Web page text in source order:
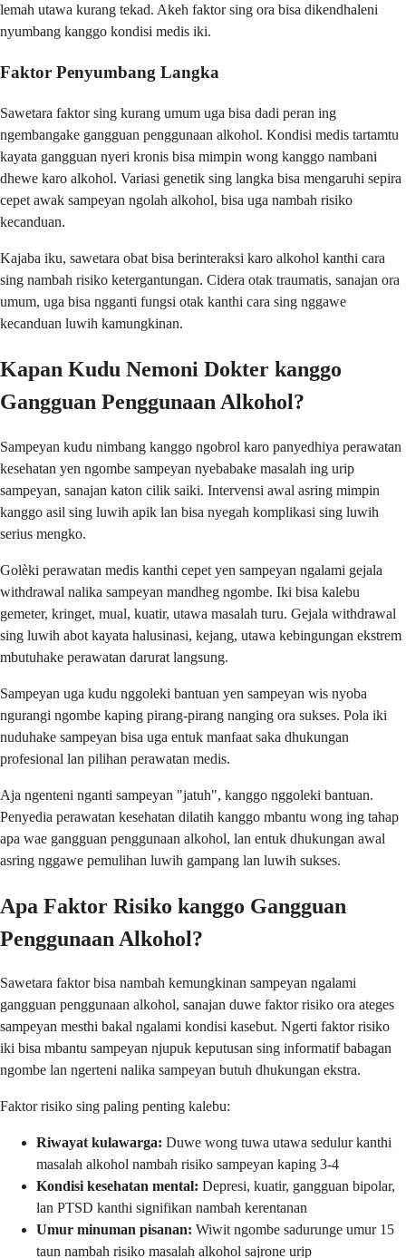
lemah utawa kurang tekad. Akeh faktor sing ora bisa dikendhaleni
nyumbang kanggo kondisi medis iki.
Faktor Penyumbang Langka
Sawetara faktor sing kurang umum uga bisa dadi peran ing
ngembangake gangguan penggunaan alkohol. Kondisi medis tartamtu
kayata gangguan nyeri kronis bisa mimpin wong kanggo nambani
dhewe karo alkohol. Variasi genetik sing langka bisa mengaruhi sepira
cepet awak sampeyan ngolah alkohol, bisa uga nambah risiko
kecanduan.
Kajaba iku, sawetara obat bisa berinteraksi karo alkohol kanthi cara
sing nambah risiko ketergantungan. Cidera otak traumatis, sanajan ora
umum, uga bisa ngganti fungsi otak kanthi cara sing nggawe
kecanduan luwih kamungkinan.
Kapan Kudu Nemoni Dokter kanggo
Gangguan Penggunaan Alkohol?
Sampeyan kudu nimbang kanggo ngobrol karo panyedhiya perawatan
kesehatan yen ngombe sampeyan nyebabake masalah ing urip
sampeyan, sanajan katon cilik saiki. Intervensi awal asring mimpin
kanggo asil sing luwih apik lan bisa nyegah komplikasi sing luwih
serius mengko.
Golèki perawatan medis kanthi cepet yen sampeyan ngalami gejala
withdrawal nalika sampeyan mandheg ngombe. Iki bisa kalebu
gemeter, kringet, mual, kuatir, utawa masalah turu. Gejala withdrawal
sing luwih abot kayata halusinasi, kejang, utawa kebingungan ekstrem
mbutuhake perawatan darurat langsung.
Sampeyan uga kudu nggoleki bantuan yen sampeyan wis nyoba
ngurangi ngombe kaping pirang-pirang nanging ora sukses. Pola iki
nuduhake sampeyan bisa uga entuk manfaat saka dhukungan
profesional lan pilihan perawatan medis.
Aja ngenteni nganti sampeyan "jatuh", kanggo nggoleki bantuan.
Penyedia perawatan kesehatan dilatih kanggo mbantu wong ing tahap
apa wae gangguan penggunaan alkohol, lan entuk dhukungan awal
asring nggawe pemulihan luwih gampang lan luwih sukses.
Apa Faktor Risiko kanggo Gangguan
Penggunaan Alkohol?
Sawetara faktor bisa nambah kemungkinan sampeyan ngalami
gangguan penggunaan alkohol, sanajan duwe faktor risiko ora ateges
sampeyan mesthi bakal ngalami kondisi kasebut. Ngerti faktor risiko
iki bisa mbantu sampeyan njupuk keputusan sing informatif babagan
ngombe lan ngerteni nalika sampeyan butuh dhukungan ekstra.
Faktor risiko sing paling penting kalebu:
Riwayat kulawarga: Duwe wong tuwa utawa sedulur kanthi
masalah alkohol nambah risiko sampeyan kaping 3-4
Kondisi kesehatan mental: Depresi, kuatir, gangguan bipolar,
lan PTSD kanthi signifikan nambah kerentanan
Umur minuman pisanan: Wiwit ngombe sadurunge umur 15
taun nambah risiko masalah alkohol sajrone urip